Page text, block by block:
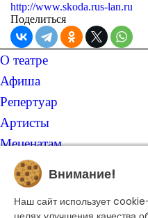
http://www.skoda.rus-lan.ru
Поделиться
О театре
Афиша
Репертуар
Артисты
Меценатам
Контакты
Касса театра8 495
Внимание!
Наш сайт использует